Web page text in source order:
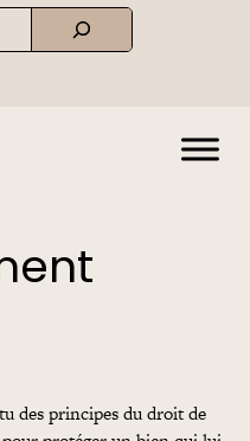
use up and down arrows
des principes du droit de